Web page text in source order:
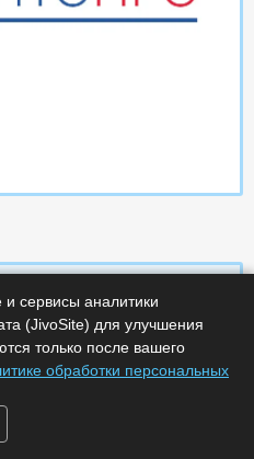
:
сервисы аналитики
(JivoSite) для улучшения
только после вашего
обработки персональных